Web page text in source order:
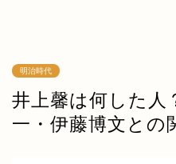
明治時代
井上馨は何した人
一・伊藤博文との